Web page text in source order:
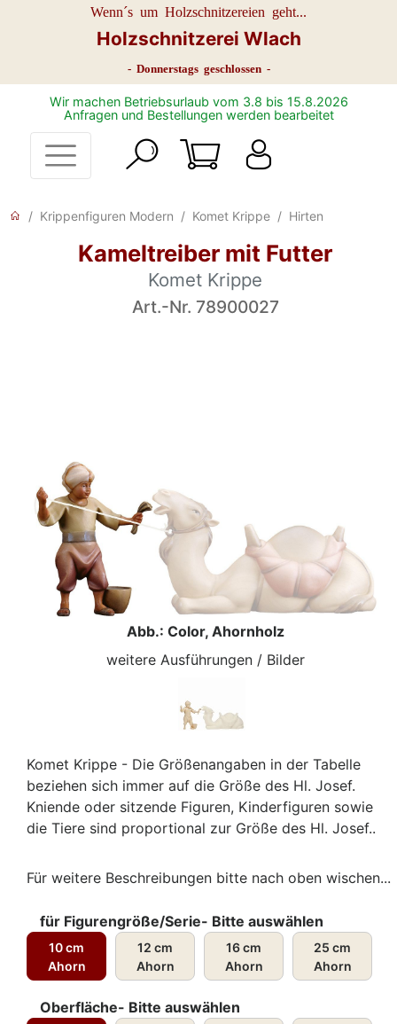
Wenn´s um Holzschnitzereien geht...
Holzschnitzerei Wlach
- Donnerstags geschlossen -
Wir machen Betriebsurlaub vom 3.8 bis 15.8.2026
Anfragen und Bestellungen werden bearbeitet
Krippenfiguren Modern Komet Krippe Hirten
Kameltreiber mit Futter
Komet Krippe
Art.-Nr. 78900027
Abb.: Color, Ahornholz
weitere Ausführungen / Bilder
Komet Krippe - Die Größenangaben in der Tabelle
beziehen sich immer auf die Größe des Hl. Josef.
Kniende oder sitzende Figuren, Kinderfiguren sowie
die Tiere sind proportional zur Größe des Hl. Josef..
Für weitere Beschreibungen bitte nach oben wischen...
für Figurengröße/Serie- Bitte auswählen
10 cm
Ahorn
12 cm
Ahorn
16 cm
Ahorn
25 cm
Ahorn
Oberfläche- Bitte auswählen